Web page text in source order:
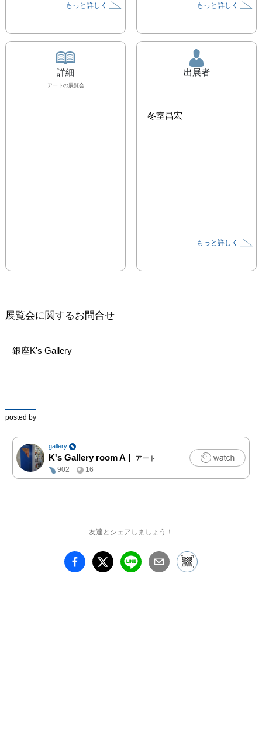
もっと詳しく もっと詳しく
詳細
アート の展覧会
出展者
冬室昌宏
もっと詳しく
展覧会に関するお問合せ
銀座K's Gallery
posted by
gallery
K's Gallery room A |
アート
902
16
友達とシェアしましょう！